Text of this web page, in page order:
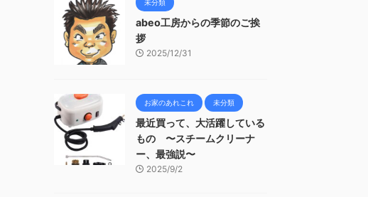
未分類
abeo工房からの季節のご挨
拶
2025/12/31
お家のあれこれ 未分類
最近買って、大活躍している
もの 〜スチームクリーナ
ー、最強説〜
2025/9/2